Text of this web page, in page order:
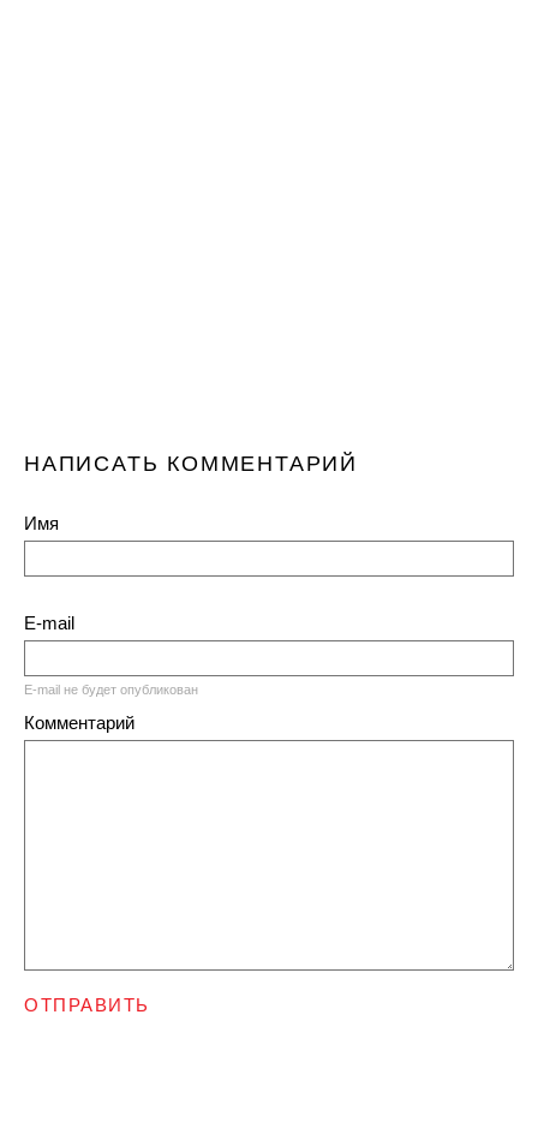
НАПИСАТЬ КОММЕНТАРИЙ
Имя
E-mail
E-mail не будет опубликован
Комментарий
ОТПРАВИТЬ